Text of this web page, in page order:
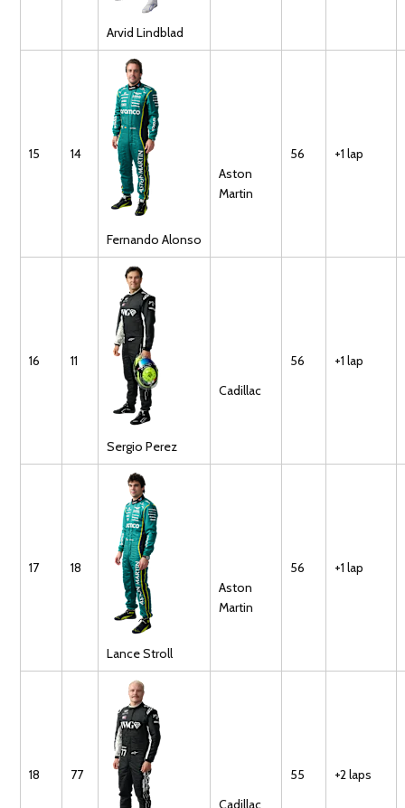
Arvid Lindblad
15 14
Fernando Alonso
Aston
Martin
56 +1 lap
16 11
Sergio Perez
Cadillac
56 +1 lap
17 18
LanceStroll
Aston
Martin
56 +1 lap
18
77
Cadillac
55 +2 laps